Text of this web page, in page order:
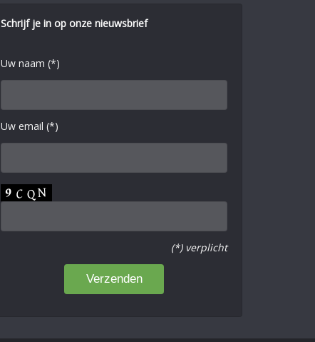
Schrijf je in op onze nieuwsbrief
Uw naam (*)
Uw email (*)
(*) verplicht